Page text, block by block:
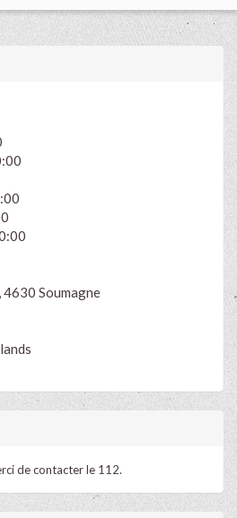
Soumagne
de contacter le 112.